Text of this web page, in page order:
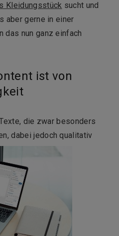
Kleidungsstück sucht und
aber gerne in einer
das nun ganz einfach
ist von
die zwar besonders
dabei jedoch qualitativ